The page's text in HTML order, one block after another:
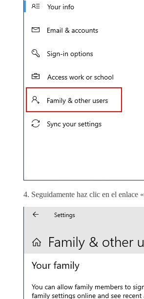
4. Seguidamente haz clic en el enlace «